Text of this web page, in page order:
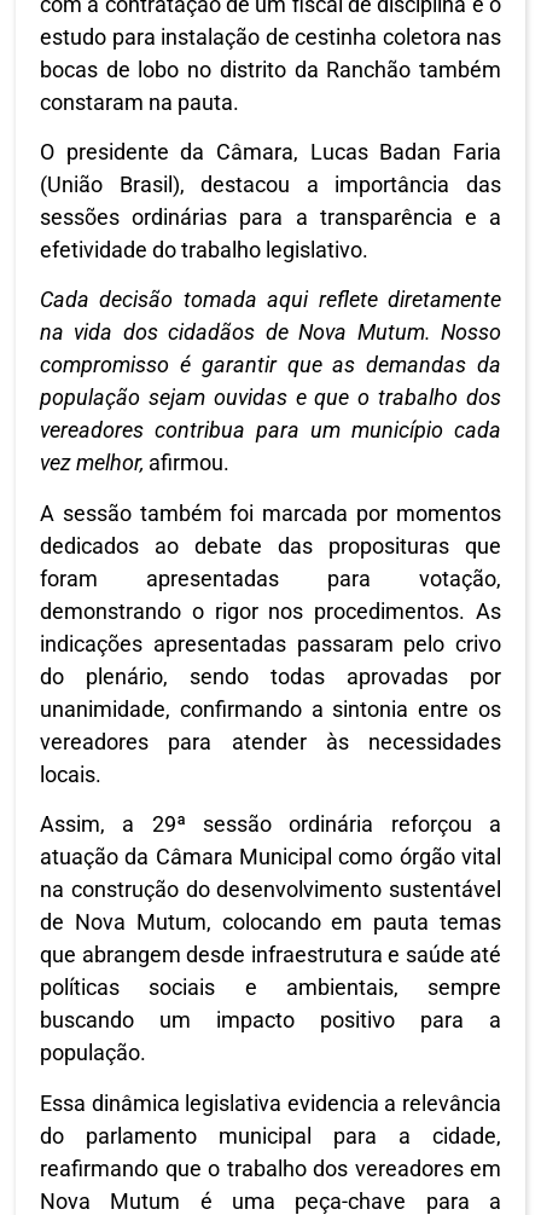
estudo para instalação de cestinha coletora nas
bocas de lobo no distrito da Ranchão também
constaram na pauta.
O presidente da Câmara, Lucas Badan Faria
(União Brasil), destacou a importância das
sessões ordinárias para a transparência e a
efetividade do trabalho legislativo.
Cada decisão tomada aqui reflete diretamente
na vida dos cidadãos de Nova Mutum. Nosso
compromisso é garantir que as demandas da
população sejam ouvidas e que o trabalho dos
vereadores contribua para um município cada
vez melhor, afirmou.
A sessão também foi marcada por momentos
dedicados ao debate das proposituras que
foram apresentadas para votação,
demonstrando o rigor nos procedimentos. As
indicações apresentadas passaram pelo crivo
do plenário, sendo todas aprovadas por
unanimidade, confirmando a sintonia entre os
vereadores para atender às necessidades
locais.
Assim, a 29ª sessão ordinária reforçou a
atuação da Câmara Municipal como órgão vital
na construção do desenvolvimento sustentável
de Nova Mutum, colocando em pauta temas
que abrangem desde infraestrutura e saúde até
políticas sociais e ambientais, sempre
buscando um impacto positivo para a
população.
Essa dinâmica legislativa evidencia a relevância
do parlamento municipal para a cidade,
reafirmando que o trabalho dos vereadores em
Nova Mutum é uma peça-chave para a